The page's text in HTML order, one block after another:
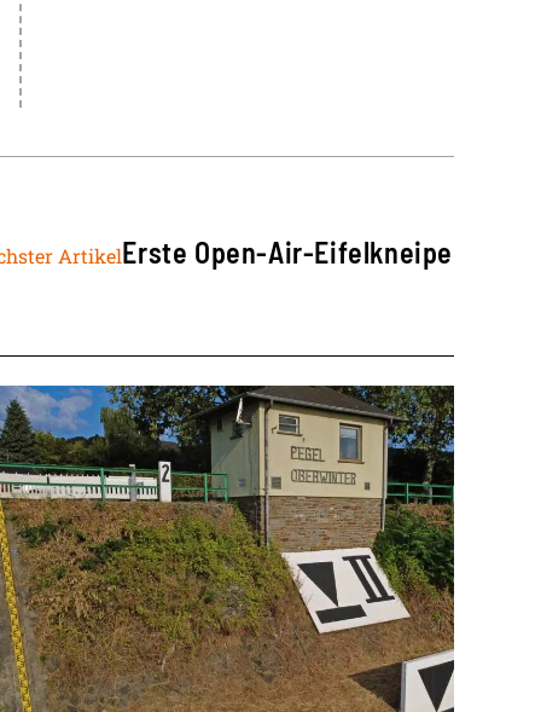
ArtikelErste Open-Air-Eifelkneipe